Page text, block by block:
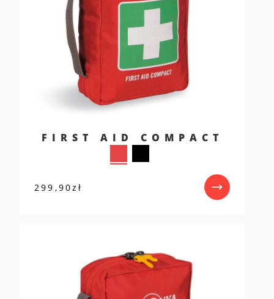
FIRST AID COMPACT
299,90zł